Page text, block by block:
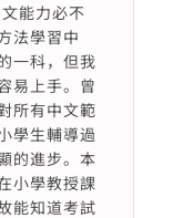
能力必不
法學習中
一科，但我
易上手。曾
所有中文範
學生輔導過
的進步。本
小學教授課
能知道考試